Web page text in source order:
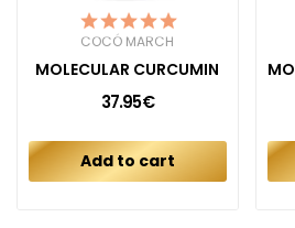
COCÓ MARCH
MOLECULAR CURCUMIN
37.95€
Add to cart